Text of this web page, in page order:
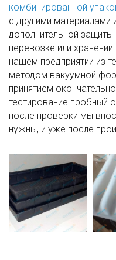
комбинированной
с другими материалами
дополнительной
перевозке или
нашем предприятии из
методом вакуумной
принятием
тестирование пробный
после проверки мы
нужны, и уже после